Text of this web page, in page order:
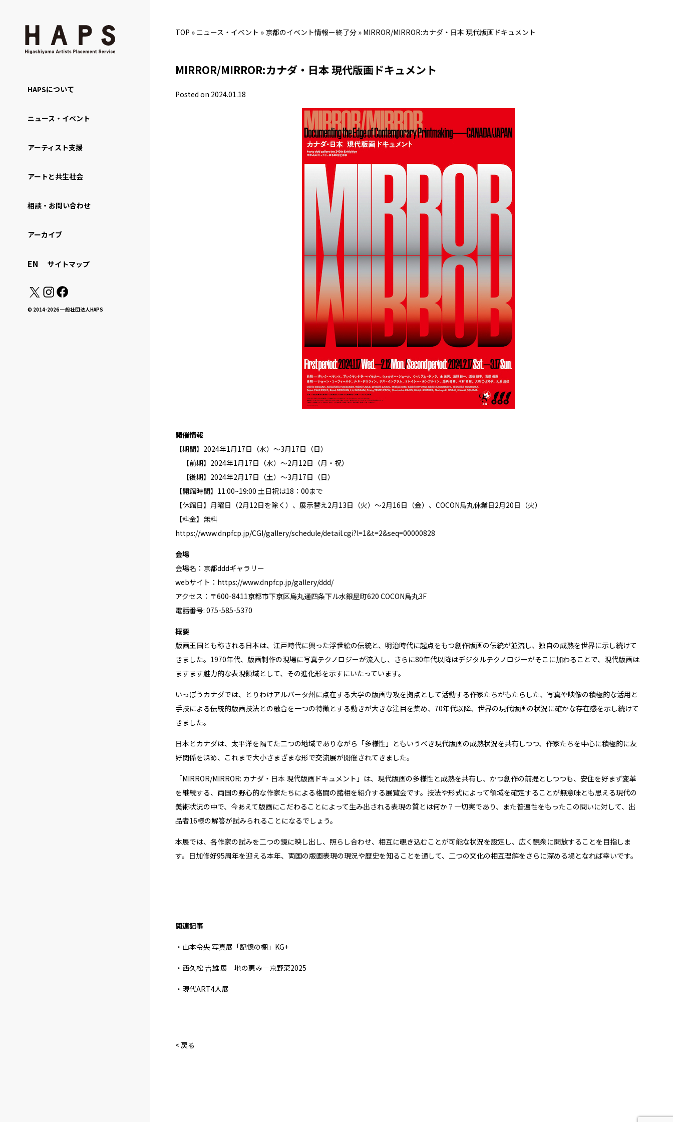
HAPSについて
ニュース・イベント
アーティスト支援
アートと共生社会
相談・お問い合わせ
アーカイブ
EN サイトマップ
© 2014-2026 一般社団法人HAPS
TOP » ニュース・イベント » 京都のイベント情報ー終了分 » MIRROR/MIRROR:カナダ・日本 現代版画ドキュメント
MIRROR/MIRROR:カナダ・日本 現代版画ドキュメント
Posted on 2024.01.18
開催情報
【期間】2024年1月17日（水）～3月17日（日）
【前期】2024年1月17日（水）～2月12日（月・祝）
【後期】2024年2月17日（土）～3月17日（日）
【開館時間】11:00~19:00 土日祝は18：00まで
【休館日】月曜日（2月12日を除く）、展示替え2月13日（火）～2月16日（金）、COCON烏丸休業日2月20日（火）
【料金】無料
https://www.dnpfcp.jp/CGI/gallery/schedule/detail.cgi?l=1&t=2&seq=00000828
会場
会場名：京都dddギャラリー
webサイト： https://www.dnpfcp.jp/gallery/ddd/
アクセス：〒600-8411京都市下京区烏丸通四条下ル水銀屋町620 COCON烏丸3F
電話番号: 075-585-5370
概要
版画王国とも称される日本は、江戸時代に興った浮世絵の伝統と、明治時代に起点をもつ創作版画の伝統が並流し、独自の成熟を世界に示し続けて
きました。1970年代、版画制作の現場に写真テクノロジーが流入し、さらに80年代以降はデジタルテクノロジーがそこに加わることで、現代版画は
ますます魅力的な表現領域として、その進化形を示すにいたっています。
いっぽうカナダでは、とりわけアルバータ州に点在する大学の版画専攻を拠点として活動する作家たちがもたらした、写真や映像の積極的な活用と
手技による伝統的版画技法との融合を一つの特徴とする動きが大きな注目を集め、70年代以降、世界の現代版画の状況に確かな存在感を示し続けて
きました。
日本とカナダは、太平洋を隔てた二つの地域でありながら「多様性」ともいうべき現代版画の成熟状況を共有しつつ、作家たちを中心に積極的に友
好関係を深め、これまで大小さまざまな形で交流展が開催されてきました。
「MIRROR/MIRROR: カナダ・日本 現代版画ドキュメント」は、現代版画の多様性と成熟を共有し、かつ創作の前提としつつも、安住を好まず変革
を継続する、両国の野心的な作家たちによる格闘の諸相を紹介する展覧会です。技法や形式によって領域を確定することが無意味とも思える現代の
美術状況の中で、今あえて版画にこだわることによって生み出される表現の質とは何か？―切実であり、また普遍性をもったこの問いに対して、出
品者16様の解答が試みられることになるでしょう。
本展では、各作家の試みを二つの鏡に映し出し、照らし合わせ、相互に覗き込むことが可能な状況を設定し、広く観衆に開放することを目指しま
す。日加修好95周年を迎える本年、両国の版画表現の現況や歴史を知ることを通して、二つの文化の相互理解をさらに深める場となれば幸いです。
関連記事
・山本令央 写真展「記憶の棚」KG+
・西久松 吉雄 展 地の恵み―京野菜2025
・現代ART4人展
< 戻る